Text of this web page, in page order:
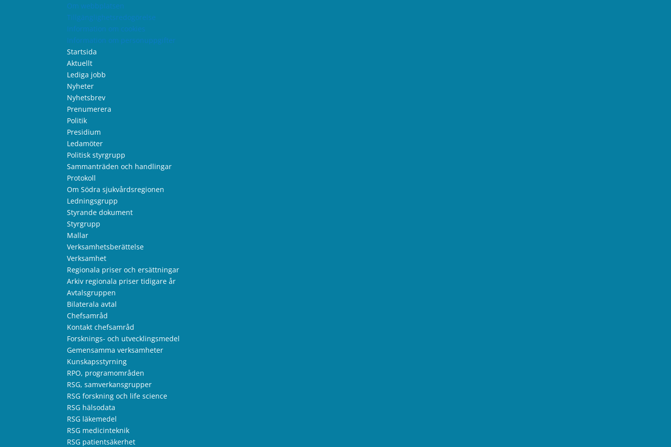
Om webbplatsen
Tillgänglighetsredogörelse
Information om cookies
Information om personuppgifter
Startsida
Aktuellt
Lediga jobb
Nyheter
Nyhetsbrev
Prenumerera
Politik
Presidium
Ledamöter
Politisk styrgrupp
Sammanträden och handlingar
Protokoll
Om Södra sjukvårdsregionen
Ledningsgrupp
Styrande dokument
Styrgrupp
Mallar
Verksamhetsberättelse
Verksamhet
Regionala priser och ersättningar
Arkiv regionala priser tidigare år
Avtalsgruppen
Bilaterala avtal
Chefsamråd
Kontakt chefsamråd
Forsknings- och utvecklingsmedel
Gemensamma verksamheter
Kunskapsstyrning
RPO, programområden
RSG, samverkansgrupper
RSG forskning och life science
RSG hälsodata
RSG läkemedel
RSG medicinteknik
RSG patientsäkerhet